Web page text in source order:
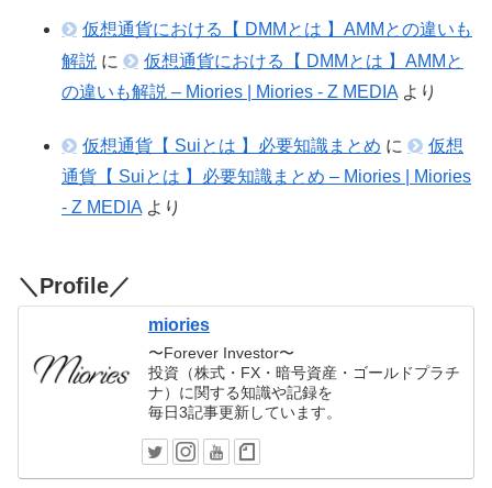
仮想通貨における【 DMMとは 】AMMとの違いも
解説 に
仮想通貨における【 DMMとは 】AMMと
の違いも解説 – Miories | Miories - Z MEDIAより
仮想通貨【 Suiとは 】必要知識まとめ に
仮想
通貨【 Suiとは 】必要知識まとめ – Miories | Miories
- Z MEDIAより
＼Profile／
miories
〜Forever Investor〜
投資（株式・FX・暗号資産・ゴールドプラチ
ナ）に関する知識や記録を
毎日3記事更新しています。